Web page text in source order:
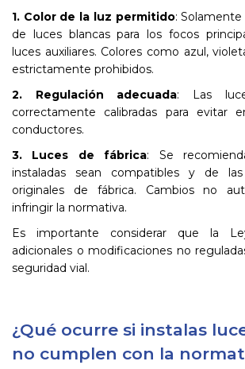
1. Color de la luz permitido:
de luces blancas para los focos
luces auxiliares. Colores como azul,
estrictamente prohibidos.
2. Regulación adecuada: Las
correctamente calibradas para evitar
conductores.
3. Luces de fábrica: Se
instaladas sean compatibles y de las
originales de fábrica. Cambios no
infringir la normativa.
Es importante considerar que la
adicionales o modificaciones no
seguridad vial.
¿Qué ocurre si instalas
no cumplen con la